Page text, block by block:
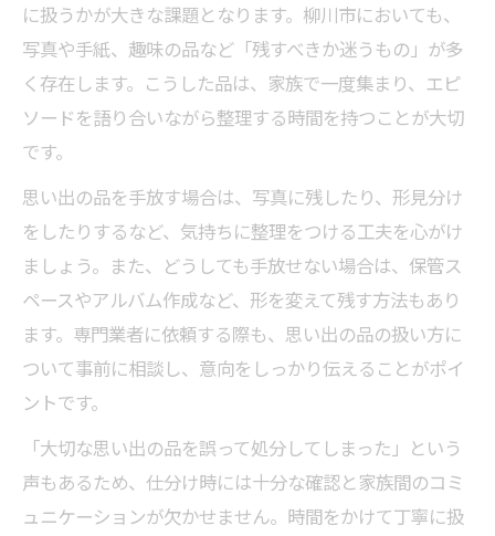
に扱うかが大きな課題となります。柳川市においても、
写真や手紙、趣味の品など「残すべきか迷うもの」が多
く存在します。こうした品は、家族で一度集まり、エピ
ソードを語り合いながら整理する時間を持つことが大切
です。
思い出の品を手放す場合は、写真に残したり、形見分け
をしたりするなど、気持ちに整理をつける工夫を心がけ
ましょう。また、どうしても手放せない場合は、保管ス
ペースやアルバム作成など、形を変えて残す方法もあり
ます。専門業者に依頼する際も、思い出の品の扱い方に
ついて事前に相談し、意向をしっかり伝えることがポイ
ントです。
「大切な思い出の品を誤って処分してしまった」という
声もあるため、仕分け時には十分な確認と家族間のコミ
ュニケーションが欠かせません。時間をかけて丁寧に扱